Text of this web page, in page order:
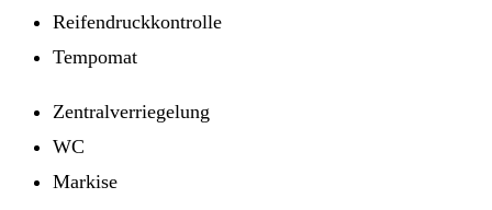
Reifendruckkontrolle
Tempomat
Zentralverriegelung
WC
Markise